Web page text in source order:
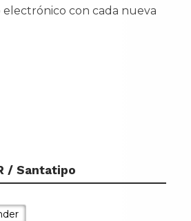
con cada nueva
/ Santatipo